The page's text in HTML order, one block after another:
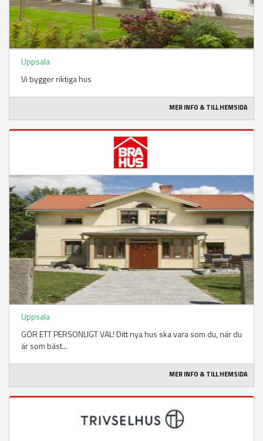
Uppsala
Vi bygger riktiga hus
MER INFO & TILL HEMSIDA
Uppsala
GÖR ETT PERSONLIGT VAL! Ditt nya hus ska vara som du, när du
är som bäst...
MER INFO & TILL HEMSIDA